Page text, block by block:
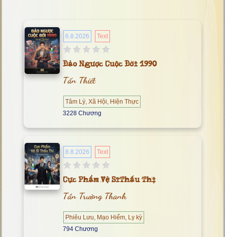
6.8.2026 Text
Đảo Ngược Cuộc Đời 1990
Tấn Thiết
Tâm Lý, Xã Hội, Hiện Thực
3228 Chương
8.8.2026 Text
Cực Phẩm Vệ Sĩ Thấu Thị
Tần Trường Thanh
Phiêu Lưu, Mạo Hiểm, Ly kỳ
794 Chương